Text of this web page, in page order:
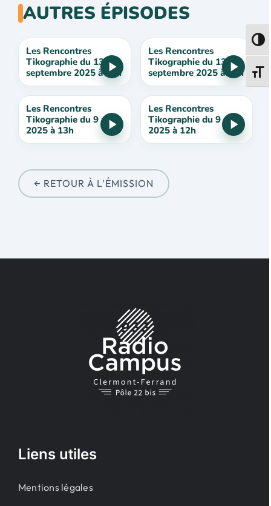
AUTRES ÉPISODES
Les Rencontres
Tikographie du 13
septembre 2025 à 13h
Les Rencontres
Tikographie du 13
septembre 2025 à 12h
Les Rencontres
Tikographie du 9 août
2025 à 13h
Les Rencontres
Tikographie du 9 août
2025 à 12h
← RETOUR À L'ÉMISSION
Liens utiles
Mentions légales